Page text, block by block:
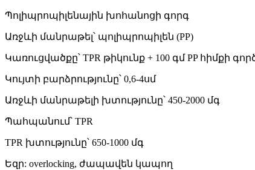
Պոլիպրոպիլենային խոհանոցի գորգ
Առջևի մանրաթել՝ պոլիպրոպիլեն (PP)
Կառուցվածքը՝ TPR թիկունք + 100 գմ PP հիմքի
Կույտի բարձրությունը՝ 0,6-4սմ
Առջևի մանրաթելի խտությունը՝ 450-2000 մգ
Պահպանում՝ TPR
TPR խտությունը՝ 650-1000 մգ
Եզր: overlocking, ժապավեն կապող